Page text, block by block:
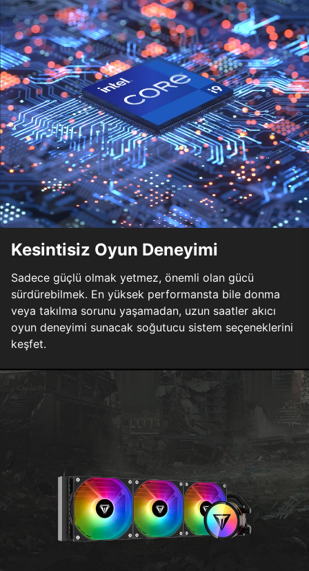
Kesintisiz Oyun Deneyimi
Sadece güçlü olmak yetmez, önemli olan gücü
sürdürebilmek. En yüksek performansta bile donma
veya takılma sorunu yaşamadan, uzun saatler akıcı
oyun deneyimi sunacak soğutucu sistem seçeneklerini
keşfet.